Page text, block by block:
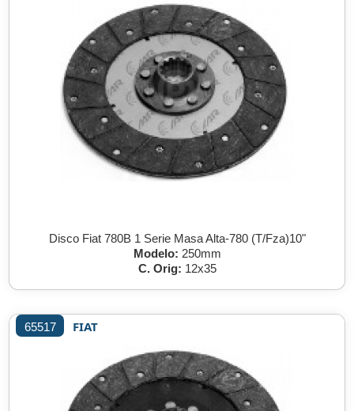
Disco Fiat 780B 1 Serie Masa Alta-780 (T/Fza)10"
Modelo: 250mm
C. Orig: 12x35
65517 FIAT